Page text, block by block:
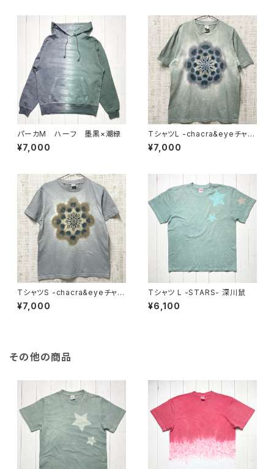
パーカM ハーフ 墨黒×潮緑
¥7,000
TシャツL -chacra&eyeチャク
ラアイ- 青白磁
¥7,000
TシャツS -chacra&eyeチャク
ラアイ- グレー
¥7,000
Tシャツ L -STARS- 深川鼠
¥6,100
その他の商品